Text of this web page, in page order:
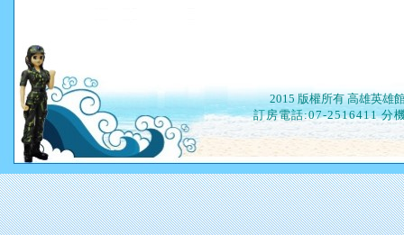
2015 版權所有 高雄英雄
訂房電話:07-2516411 分